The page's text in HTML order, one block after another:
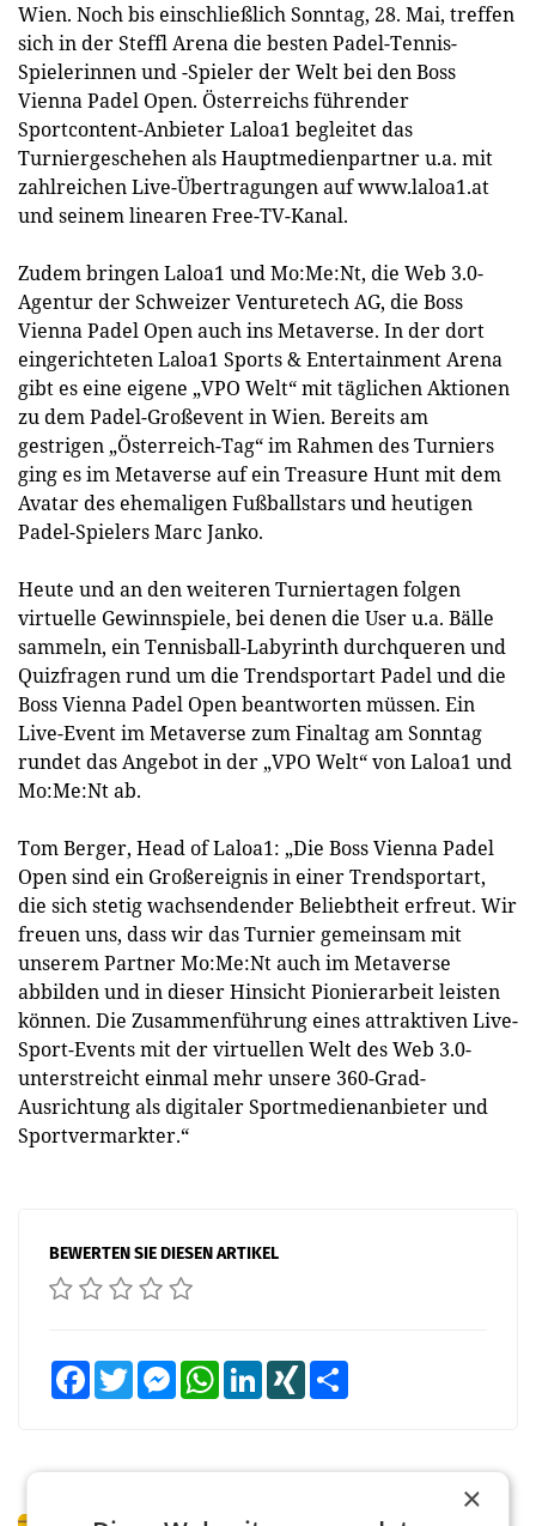
Wien. Noch bis einschließlich Sonntag, 28. Mai, treffen
sich in der Steffl Arena die besten Padel-Tennis-
Spielerinnen und -Spieler der Welt bei den Boss
Vienna Padel Open. Österreichs führender
Sportcontent-Anbieter Laloa1 begleitet das
Turniergeschehen als Hauptmedienpartner u.a. mit
zahlreichen Live-Übertragungen auf www.laloa1.at
und seinem linearen Free-TV-Kanal.
Zudem bringen Laloa1 und Mo:Me:Nt, die Web 3.0-
Agentur der Schweizer Venturetech AG, die Boss
Vienna Padel Open auch ins Metaverse. In der dort
eingerichteten Laloa1 Sports & Entertainment Arena
gibt es eine eigene „VPO Welt“ mit täglichen Aktionen
zu dem Padel-Großevent in Wien. Bereits am
gestrigen „Österreich-Tag“ im Rahmen des Turniers
ging es im Metaverse auf ein Treasure Hunt mit dem
Avatar des ehemaligen Fußballstars und heutigen
Padel-Spielers Marc Janko.
Heute und an den weiteren Turniertagen folgen
virtuelle Gewinnspiele, bei denen die User u.a. Bälle
sammeln, ein Tennisball-Labyrinth durchqueren und
Quizfragen rund um die Trendsportart Padel und die
Boss Vienna Padel Open beantworten müssen. Ein
Live-Event im Metaverse zum Finaltag am Sonntag
rundet das Angebot in der „VPO Welt“ von Laloa1 und
Mo:Me:Nt ab.
Tom Berger, Head of Laloa1: „Die Boss Vienna Padel
Open sind ein Großereignis in einer Trendsportart,
die sich stetig wachsendender Beliebtheit erfreut. Wir
freuen uns, dass wir das Turnier gemeinsam mit
unserem Partner Mo:Me:Nt auch im Metaverse
abbilden und in dieser Hinsicht Pionierarbeit leisten
können. Die Zusammenführung eines attraktiven Live-
Sport-Events mit der virtuellen Welt des Web 3.0-
unterstreicht einmal mehr unsere 360-Grad-
Ausrichtung als digitaler Sportmedienanbieter und
Sportvermarkter.“
BEWERTEN SIE DIESEN ARTIKEL
FacebookTwitter MessengerWhatsAppLinkedInXING
×